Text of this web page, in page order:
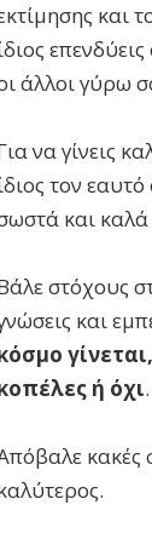
και
άλλοι γύρω
να γίνεις
τον
και καλά
στόχους
και
ή όχι.
κακές